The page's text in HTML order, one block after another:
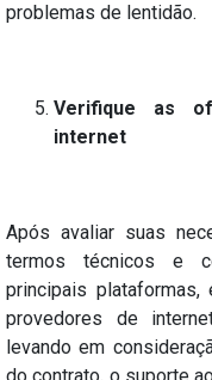
problemas de lentidão.
Verifique as
internet
Após avaliar suas
termos técnicos e
principais
provedores de
levando em